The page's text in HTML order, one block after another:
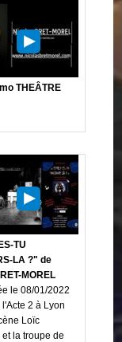
THEÂTRE
TU
LA ?" de
MOREL
le 08/01/2022
2 à Lyon
Loïc
la troupe de